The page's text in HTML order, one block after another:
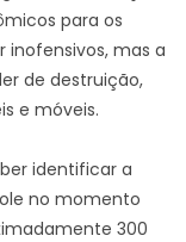
para os
inofensivos, mas a
de destruição,
e móveis.
identificar a
no momento
300